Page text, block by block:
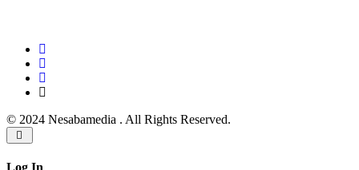
© 2024 Nesabamedia . All Rights Reserved.
Log In